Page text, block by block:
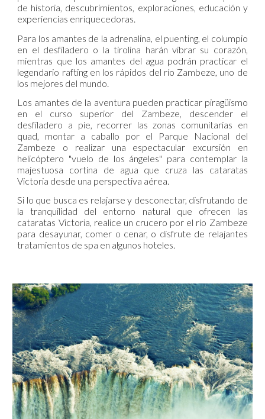
de historia, descubrimientos, exploraciones, educación y
experiencias enriquecedoras.
Para los amantes de la adrenalina, el puenting, el columpio
en el desfiladero o la tirolina harán vibrar su corazón,
mientras que los amantes del agua podrán practicar el
legendario rafting en los rápidos del río Zambeze, uno de
los mejores del mundo.
Los amantes de la aventura pueden practicar piragüismo
en el curso superior del Zambeze, descender el
desfiladero a pie, recorrer las zonas comunitarias en
quad, montar a caballo por el Parque Nacional del
Zambeze o realizar una espectacular excursión en
helicóptero "vuelo de los ángeles" para contemplar la
majestuosa cortina de agua que cruza las cataratas
Victoria desde una perspectiva aérea.
Si lo que busca es relajarse y desconectar, disfrutando de
la tranquilidad del entorno natural que ofrecen las
cataratas Victoria, realice un crucero por el río Zambeze
para desayunar, comer o cenar, o disfrute de relajantes
tratamientos de spa en algunos hoteles.